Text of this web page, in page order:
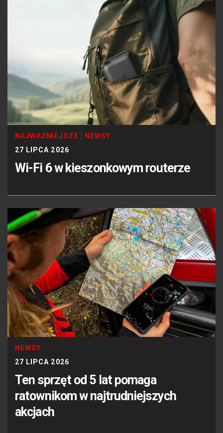
NAJWAŻNIEJSZE
NEWSY
27 LIPCA 2026
Wi-Fi 6 w kieszonkowym routerze
NEWSY
27 LIPCA 2026
Ten sprzęt od 5 lat pomaga
ratownikom w najtrudniejszych
akcjach